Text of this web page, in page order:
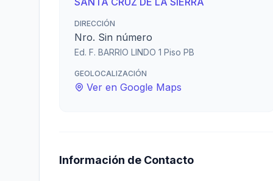
DIRECCIÓN
Nro. Sin número
Ed. F. BARRIO LINDO 1 Piso PB
GEOLOCALIZACIÓN
Ver en Google Maps
Información de Contacto